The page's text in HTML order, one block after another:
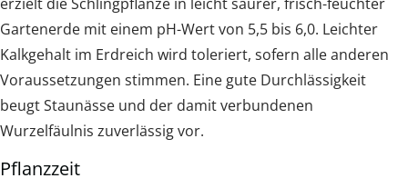
Gartenerde mit einem pH-Wert von 5,5 bis 6,0. Leichter
Kalkgehalt im Erdreich wird toleriert, sofern alle anderen
Voraussetzungen stimmen. Eine gute Durchlässigkeit
beugt Staunässe und der damit verbundenen
Wurzelfäulnis zuverlässig vor.
Pflanzzeit